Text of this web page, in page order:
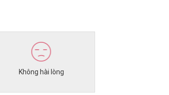
Không hài lòng